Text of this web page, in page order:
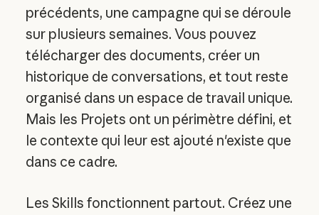
précédents, une campagne qui se déroule
sur plusieurs semaines. Vous pouvez
télécharger des documents, créer un
historique de conversations, et tout reste
organisé dans un espace de travail unique.
Mais les Projets ont un périmètre défini, et
le contexte qui leur est ajouté n'existe que
dans ce cadre.
Les Skills fonctionnent partout. Créez une